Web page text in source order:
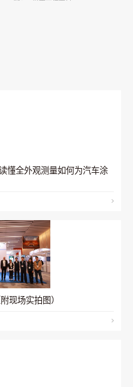
懂全外观测量如何为汽车涂
现场实拍图）